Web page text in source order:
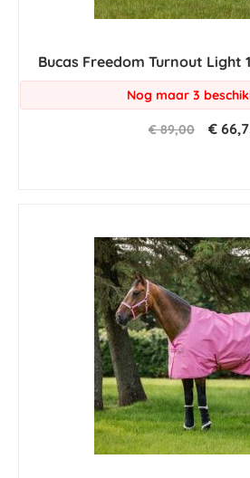
Bucas Freedom Turnout Light
Nog maar 3
€ 89,00 €